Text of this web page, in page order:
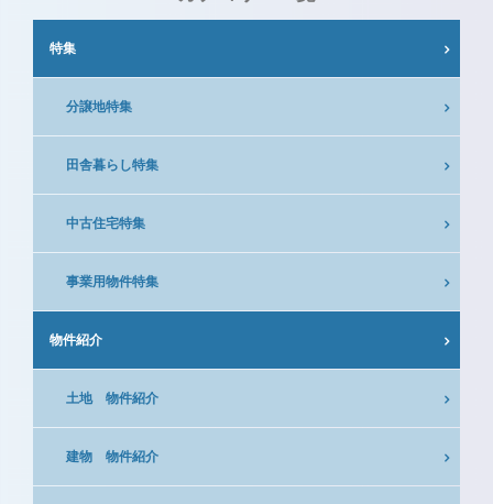
特集
分譲地特集
田舎暮らし特集
中古住宅特集
事業用物件特集
物件紹介
土地 物件紹介
建物 物件紹介